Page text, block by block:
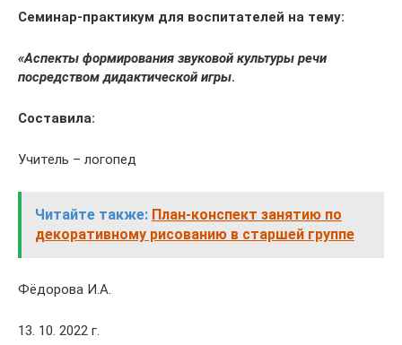
Семинар-практикум для воспитателей на тему:
«Аспекты формирования звуковой культуры речи
посредством дидактической игры.
Составила:
Учитель – логопед
Читайте также: План-конспект занятию по
декоративному рисованию в старшей группе
Фёдорова И.А.
13. 10. 2022 г.